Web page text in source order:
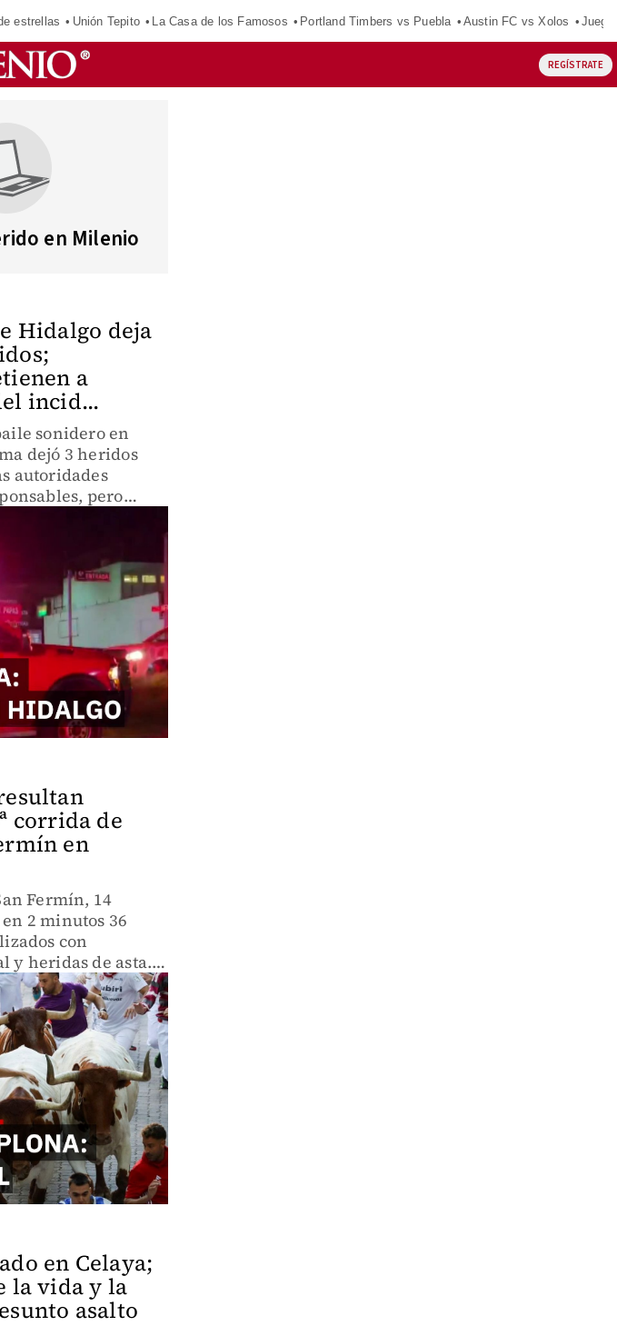
estrellas Unión Tepito La Casa de los Famosos Portland Timbers vs Puebla Austin FC vs Xolos
REGÍSTRATE
en Milenio
Hidalgo deja
a
incid...
sonidero en
dejó 3 heridos
autoridades
pero
¿Qué pasó
patronal de
corrida de
en
Fermín, 14
2 minutos 36
con
y heridas de asta.
se convirtieron
los toros
¿Qué falló?
en Celaya;
la vida y la
asalto